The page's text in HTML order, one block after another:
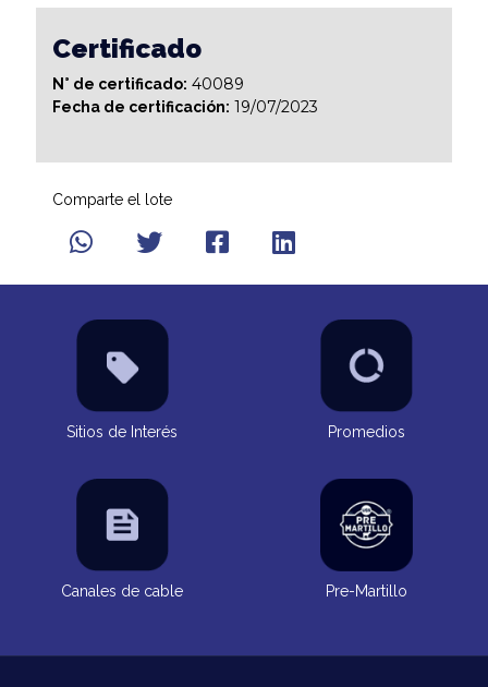
Certificado
N° de certificado: 40089
Fecha de certificación: 19/07/2023
Comparte el lote
Sitios de Interés Promedios
Canales de cable Pre-Martillo